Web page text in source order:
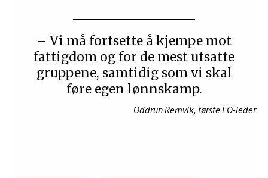
– Vi må fortsette å kjempe mot
fattigdom og for de mest utsatte
gruppene, samtidig som vi skal
føre egen lønnskamp.
Oddrun Remvik, første FO-leder